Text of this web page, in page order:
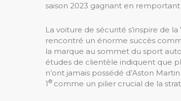
saison 2023 gagnant en
La voiture de sécurité s’inspire de
rencontré un énorme succès
la marque au sommet du sport
études de clientèle indiquent que
n’ont jamais possédé d’Aston
1® comme un pilier crucial de la